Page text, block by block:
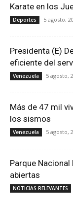
Karate en los
Deportes 5 agosto,
Presidenta (E)
eficiente del
Venezuela 5 agosto,
Más de 47 mil
los sismos
Venezuela 5 agosto,
Parque
abiertas
NOTICIAS RELEVANTES